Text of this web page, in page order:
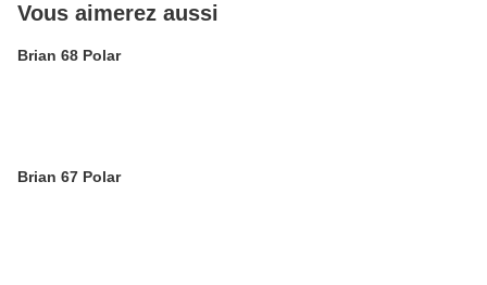
Vous aimerez aussi
Brian 68 Polar
Brian 67 Polar